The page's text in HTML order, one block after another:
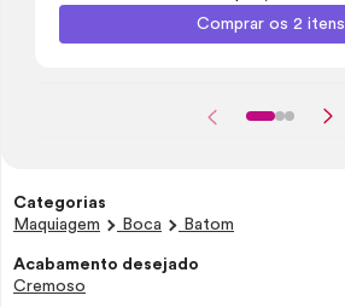
Comprar os 2 itens
Categorias
Maquiagem
Boca Batom
Acabamento desejado
Cremoso